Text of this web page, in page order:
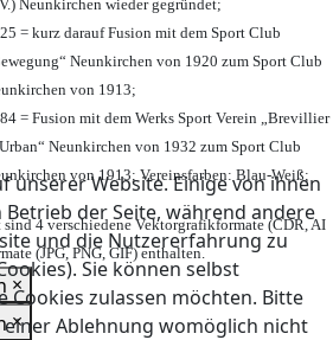
unserer Website. Einige von ihnen
der Seite, während andere
und die Nutzererfahrung zu
Sie können selbst
Cookies zulassen möchten. Bitte
einer Ablehnung womöglich nicht
Neunkirchen wieder gegründet;
= kurz darauf Fusion mit dem Sport Club
Neunkirchen von 1920 zum Sport Club
von 1913;
= Fusion mit dem Werks Sport Verein „Brevillier
Neunkirchen von 1932 zum Sport Club
von 1913; Vereinsfarben: Blau-Weiß;
4 verschiedene Vektorgrafikformate (CDR, AI
(JPG, PNG, GIF) enthalten.
×
×